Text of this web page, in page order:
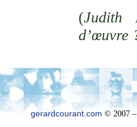
(Judith
d’œuvre
gerardcourant.com © 2007